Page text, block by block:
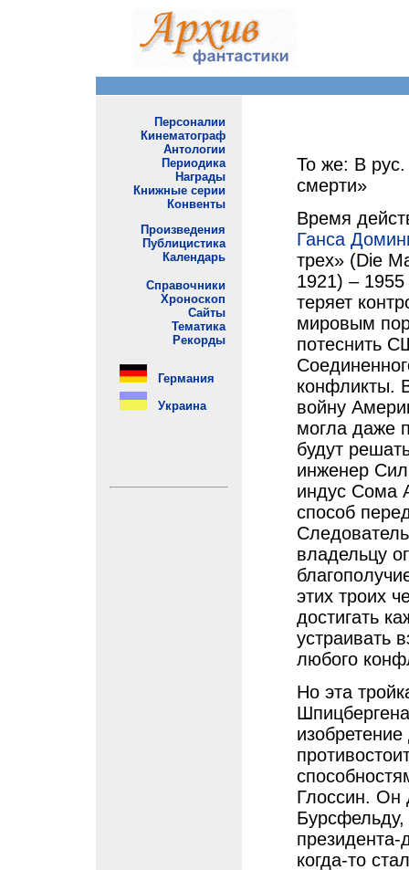
То же: В
смерти»
Время
Ганса
трех» (Die
1921) –
теряет
мировым
потеснить
конфликты.
войну
могла даже
будут
инженер
индус Сома
способ
владельцу
этих троих
достигать
устраивать
любого
Но эта
Глоссин. Он
Бурсфельду,
президента-
когда-то